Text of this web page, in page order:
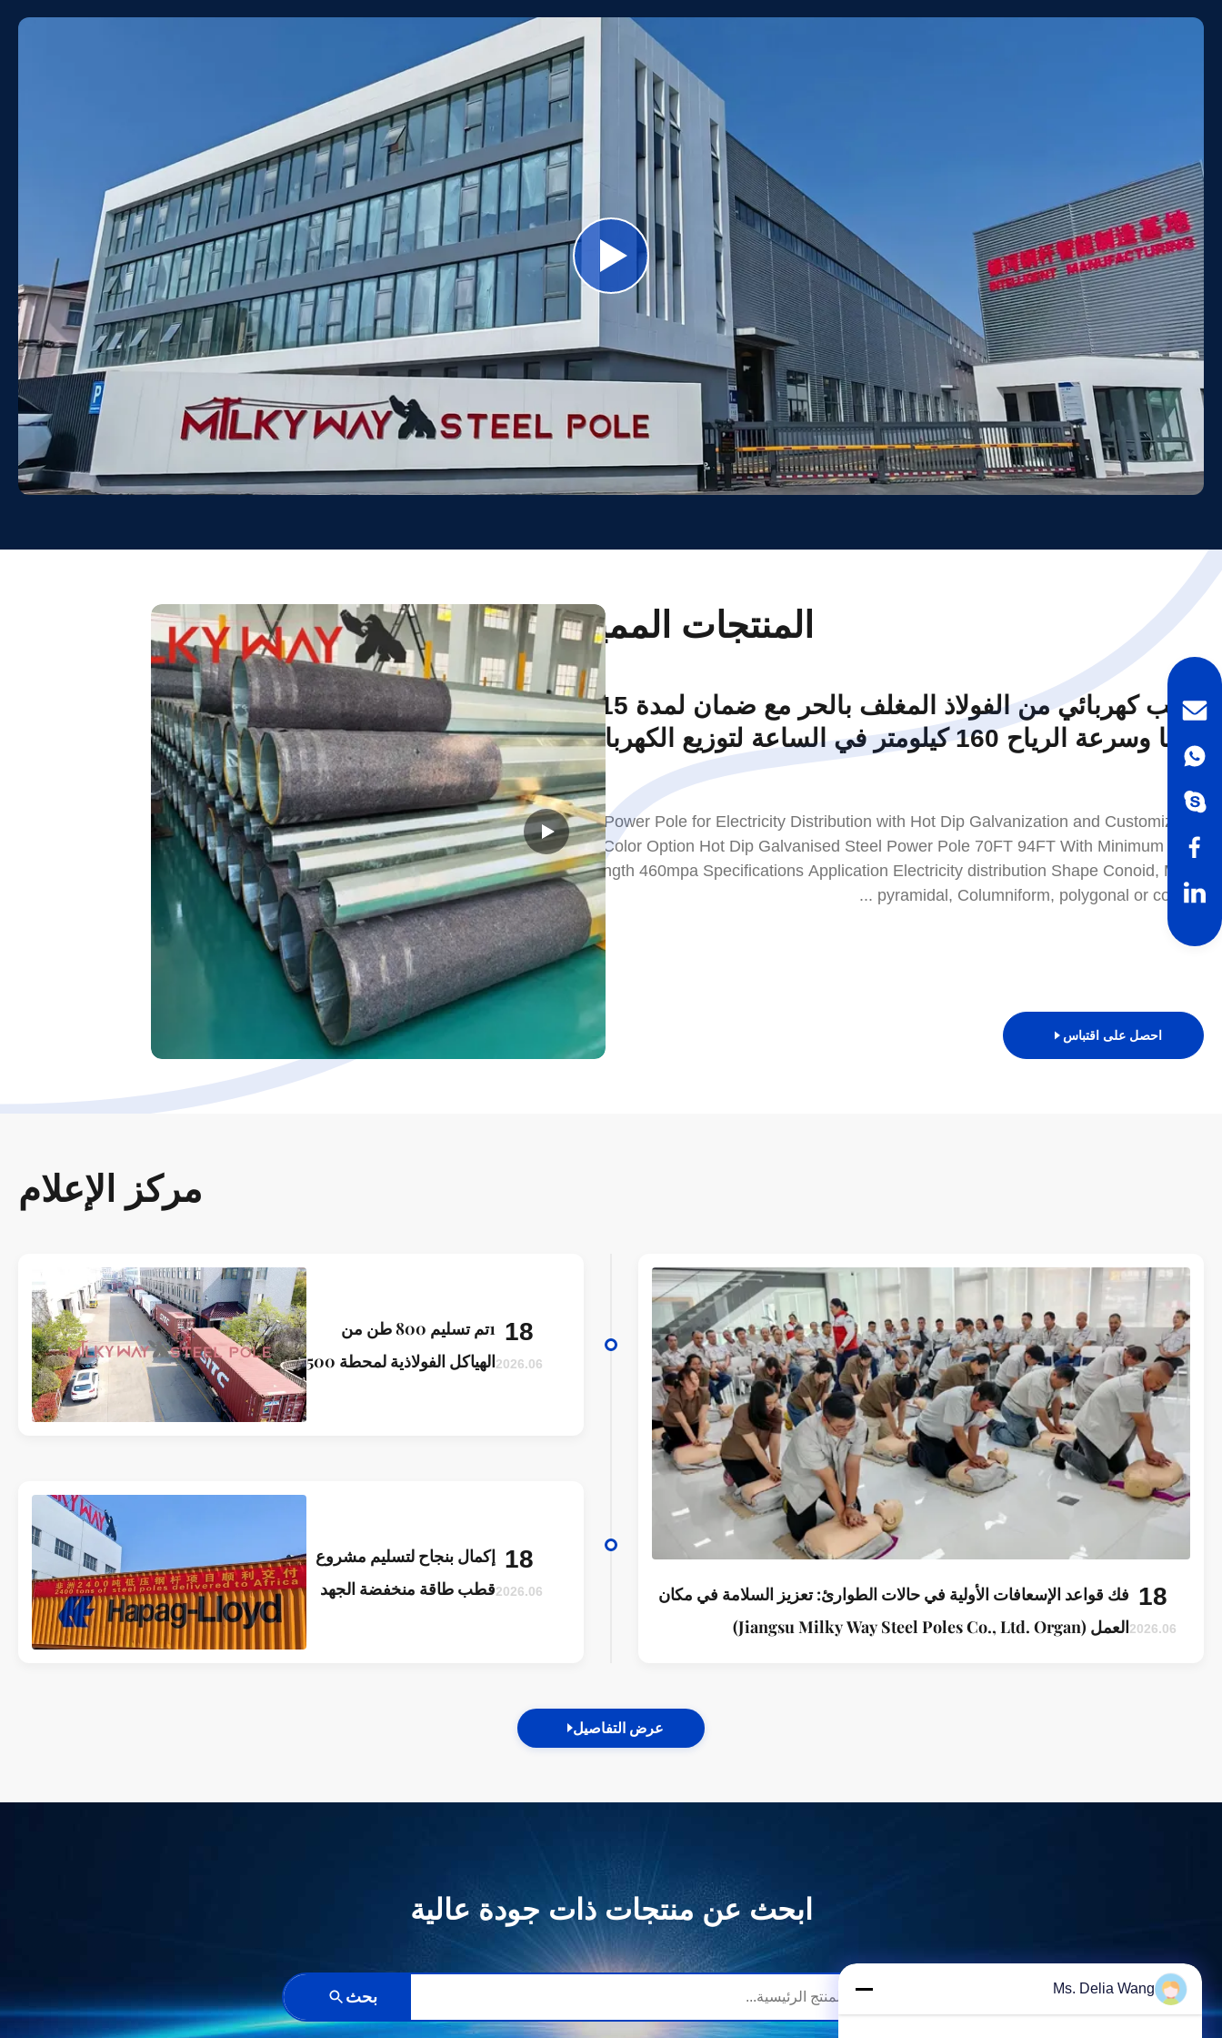
المنتجات المميزة
قطب كهربائي من الفولاذ المغلف بالحر مع ضمان لمدة 15
عاما وسرعة الرياح 160 كيلومتر في الساعة لتوزيع الكهرباء
Steel Power Pole for Electricity Distribution with Hot Dip Galvanization and Customizable
Color Option Hot Dip Galvanised Steel Power Pole 70FT 94FT With Minimum Yield
Strength 460mpa Specifications Application Electricity distribution Shape Conoid, Multi-
pyramidal, Columniform, polygonal or conical ...
احصل على اقتباس
مركز الإعلام
18
2026.06
فك قواعد الإسعافات الأولية في حالات الطوارئ: تعزيز السلامة في مكان
العمل (Jiangsu Milky Way Steel Poles Co., Ltd. Organ)
18
2026.06
1تم تسليم 800 طن من
الهياكل الفولاذية لمحطة 500
18
2026.06
إكمال بنجاح لتسليم مشروع
قطب طاقة منخفضة الجهد
عرض التفاصيل
ابحث عن منتجات ذات جودة عالية
بحث Ms. Delia Wang